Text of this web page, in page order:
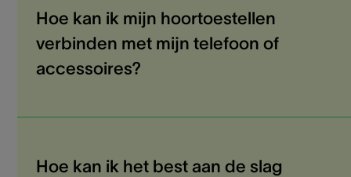
Hoe kan ik mijn hoortoestellen
verbinden met mijn telefoon of
accessoires?
Hoe kan ik het best aan de slag